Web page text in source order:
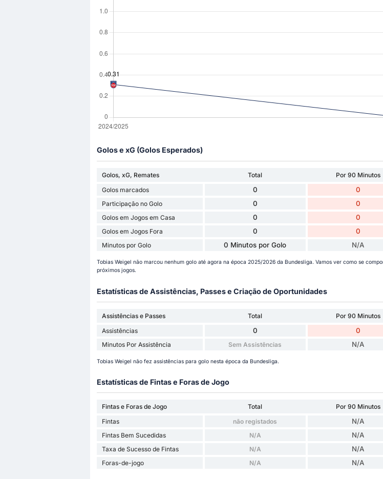
Golos e xG (Golos Esperados)
Golos, xG, Remates Total
Por 90 Minutos
Golos marcados
0 0
Participação no Golo 0 0
Golos em Jogos em Casa 0 0
Golos em Jogos Fora 0 0
Minutos por Golo 0 Minutos por Golo N/A
Tobias Weigel não marcou nenhum golo até agora na época 2025/2026 da Bundesliga. Vamos ver como se
próximos jogos.
Estatísticas de Assistências, Passes e Criação de Oportunidades
Assistências e Passes Total
Por 90 Minutos
Assistências
0 0
Minutos Por Assistência Sem Assistências N/A
Tobias Weigel não fez assistências para golo nesta época da Bundesliga.
Estatísticas de Fintas e Foras de Jogo
Fintas e Foras de Jogo Total
Por 90 Minutos
Fintas
não registados N/A
Fintas Bem Sucedidas N/A N/A
Taxa de Sucesso de Fintas N/A N/A
Foras-de-jogo N/A N/A